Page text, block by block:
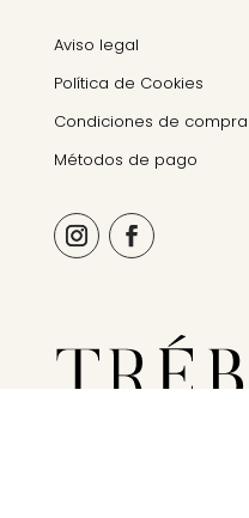
Aviso legal
Política de Cookies
Condiciones de compra
Métodos de pago